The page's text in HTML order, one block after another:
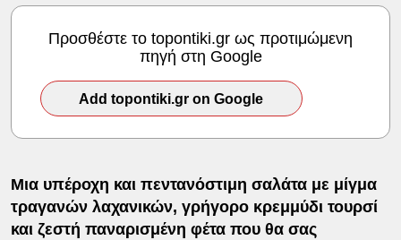
Προσθέστε το topontiki.gr ως προτιμώμενη
πηγή στη Google
Add topontiki.gr on Google
Μια υπέροχη και πεντανόστιμη σαλάτα με μίγμα
τραγανών λαχανικών, γρήγορο κρεμμύδι τουρσί
και ζεστή παναρισμένη φέτα που θα σας